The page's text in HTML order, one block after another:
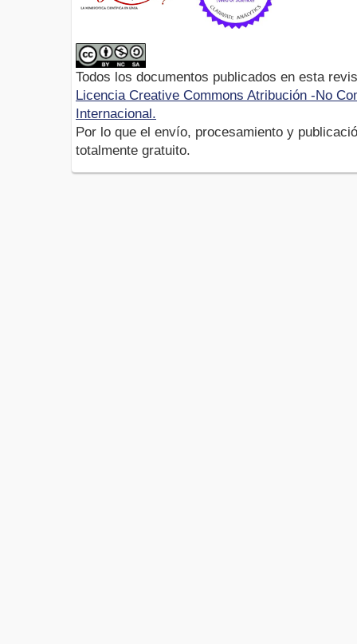
Todos los documentos publicados en esta
Licencia Creative Commons Atribución -No
Internacional.
Por lo que el envío, procesamiento y
totalmente gratuito.